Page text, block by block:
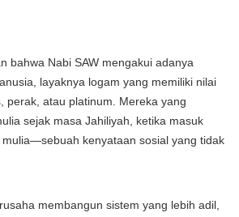
bahwa Nabi SAW mengakui adanya
layaknya logam yang memiliki nilai
perak, atau platinum. Mereka yang
sejak masa Jahiliyah, ketika masuk
kenyataan sosial yang tidak
membangun sistem yang lebih adil,